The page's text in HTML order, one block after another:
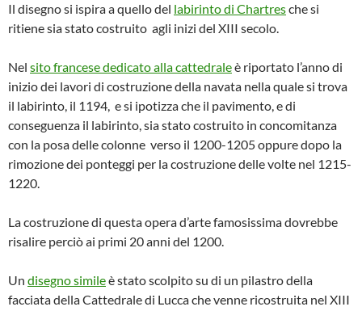
Il disegno si ispira a quello del labirinto di Chartresche si
ritiene sia stato costruito agli inizi del XIII secolo.
Nel sito francese dedicato alla cattedraleè riportato l’anno di
inizio dei lavori di costruzione della navata nella quale si trova
il labirinto, il 1194, e si ipotizza che il pavimento, e di
conseguenza il labirinto, sia stato costruito in concomitanza
con la posa delle colonne verso il 1200-1205 oppure dopo la
rimozione dei ponteggi per la costruzione delle volte nel 1215-
1220.
La costruzione di questa opera d’arte famosissima dovrebbe
risalire perciò ai primi 20 anni del 1200.
Un disegno simileè stato scolpito su di un pilastro della
facciata della Cattedrale di Lucca che venne ricostruita nel XIII